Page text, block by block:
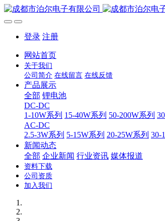
登录 注册
网站首页
关于我们
公司简介 在线留言 在线反馈
产品展示
全部 锂电池
DC-DC
1-10W系列 15-40W系列 50-200W系列
AC-DC
2.5-3W系列 5-15W系列 20-25W系列 30-
新闻动态
全部 企业新闻 行业资讯 媒体报道
资料下载
公司资质
加入我们